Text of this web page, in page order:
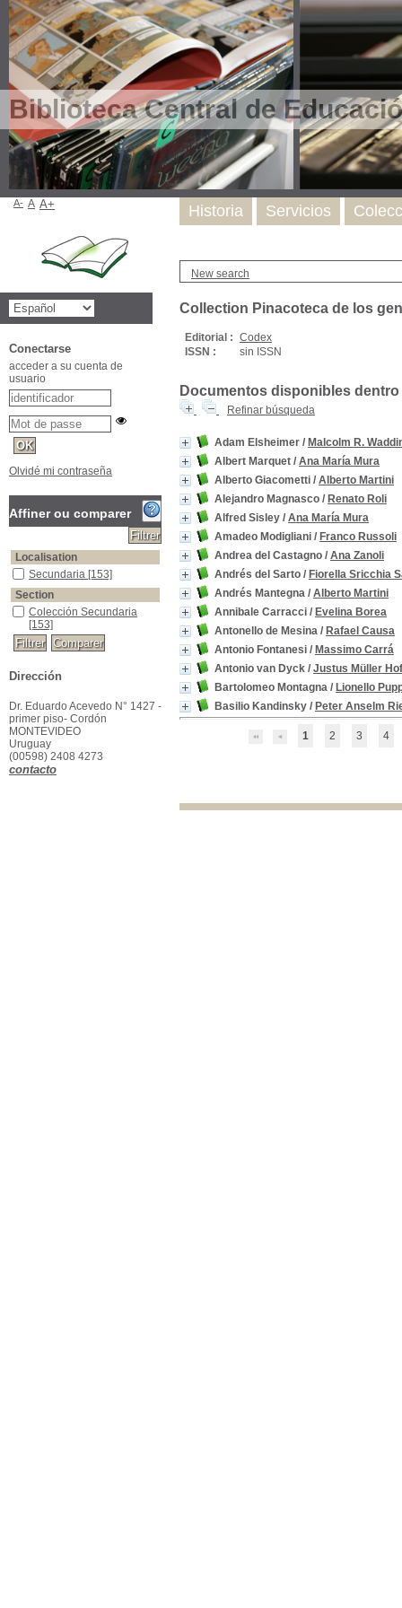
Biblioteca Central de
New search
Collection Pinacoteca de los
Editorial : Codex
ISSN :
sin ISSN
Documentos disponibles
Refinar búsqueda
Adam Elsheimer / Malcolm R.
Albert Marquet / Ana María Mura
Alberto Giacometti / Alberto Martini
Alejandro Magnasco / Renato Roli
Alfred Sisley / Ana María Mura
Amadeo Modigliani / Franco Russoli
Andrea del Castagno / Ana Zanoli
Andrés del Sarto / Fiorella Sricchia
Andrés Mantegna / Alberto Martini
Annibale Carracci / Evelina Borea
Antonello de Mesina / Rafael Causa
Antonio Fontanesi / Massimo Carrá
Antonio van Dyck / Justus Müller
Bartolomeo Montagna / Lionello
Basilio Kandinsky / Peter Anselm
1 2 3 4
Historia Servicios
A- A A+
Conectarse
acceder a su cuenta de
usuario
Olvidé mi contraseña
Affiner ou comparer
Localisation
Secundaria [153]
Section
Colección Secundaria
[153]
Dirección
Dr. Eduardo Acevedo N° 1427 -
primer piso- Cordón
MONTEVIDEO
Uruguay
(00598) 2408 4273
contacto